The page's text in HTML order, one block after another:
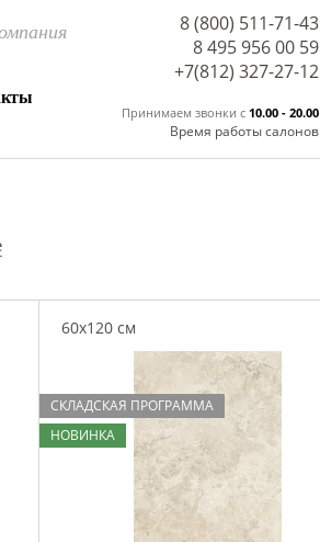
8 (800) 511-71-43
8 495 956 00 59
Принимаем звонки c 10.00 - 20.00
Время работы салонов
+7(812) 327-27-12
60x120 см
СКЛАДСКАЯ ПРОГРАММА
НОВИНКА